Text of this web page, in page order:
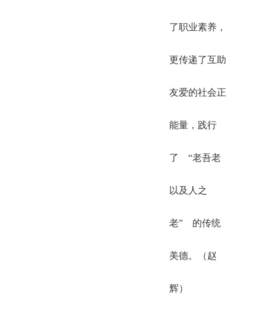
了职业素养，
更传递了互助
友爱的社会正
能量，践行
了 “老吾老
以及人之
老” 的传统
美德。（赵
辉）